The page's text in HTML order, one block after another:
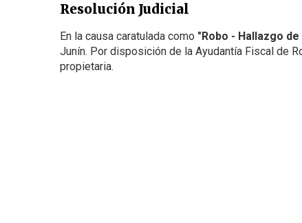
Resolución Judicial
En la causa caratulada como "Robo - Hallazgo de
Junín. Por disposición de la Ayudantía Fiscal de
propietaria.